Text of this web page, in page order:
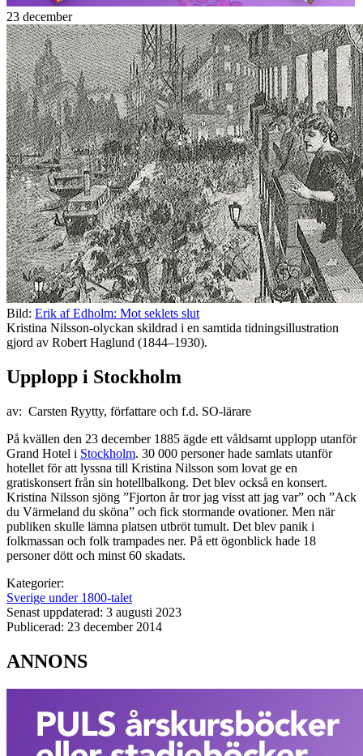
23 december
Bild: Erik af Edholm: Mot seklets slut
Kristina Nilsson-olyckan skildrad i en samtida tidningsillustration
gjord av Robert Haglund (1844–1930).
Upplopp i Stockholm
av: Carsten Ryytty, författare och f.d. SO-lärare
På kvällen den 23 december 1885 ägde ett våldsamt upplopp utanför
Grand Hotel i Stockholm. 30 000 personer hade samlats utanför
hotellet för att lyssna till Kristina Nilsson som lovat ge en
gratiskonsert från sin hotellbalkong. Det blev också en konsert.
Kristina Nilsson sjöng ”Fjorton år tror jag visst att jag var” och ”Ack
du Värmeland du sköna” och fick stormande ovationer. Men när
publiken skulle lämna platsen utbröt tumult. Det blev panik i
folkmassan och folk trampades ner. På ett ögonblick hade 18
personer dött och minst 60 skadats.
Kategorier:
Sverige under 1800-talet
Senast uppdaterad: 3 augusti 2023
Publicerad: 23 december 2014
ANNONS